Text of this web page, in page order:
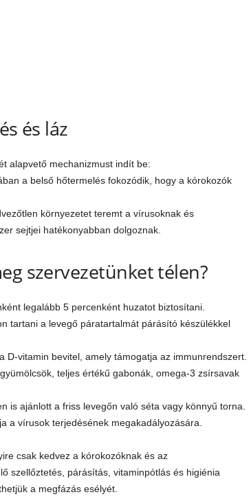
és láz
alapvető mechanizmust indít be:
a belső hőtermelés fokozódik, hogy a kórokozók
környezetet teremt a vírusoknak és
sejtjei hatékonyabban dolgoznak.
szervezetünket télen?
legalább 5 percenként huzatot biztosítani.
tartani a levegő páratartalmát párásító készülékkel
D-vitamin bevitel, amely támogatja az immunrendszert.
teljes értékű gabonák, omega-3 zsírsavak
is ajánlott a friss levegőn való séta vagy könnyű torna.
a vírusok terjedésének megakadályozására.
csak kedvez a kórokozóknak és az
szellőztetés, párásítás, vitaminpótlás és higiénia
a megfázás esélyét.